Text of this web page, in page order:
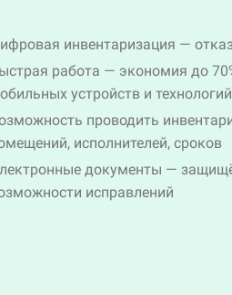
инвентаризация —
работа — экономия до
устройств и
проводить
исполнителей, сроков
документы —
исправлений